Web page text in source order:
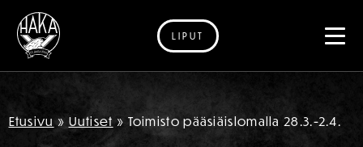
Siirry sisältöön
LIPUT
Etusivu » Uutiset » Toimisto pääsiäislomalla 28.3.-2.4.